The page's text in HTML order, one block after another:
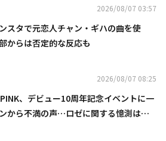
2026/08/07 03:57
スタで元恋人チャン・ギハの曲を使
からは否定的な反応も
2026/08/07 08:25
、デビュー10周年記念イベントに一
から不満の声…ロゼに関する憶測は否